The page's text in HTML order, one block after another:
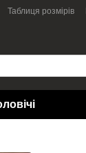
Таблиця розмірів